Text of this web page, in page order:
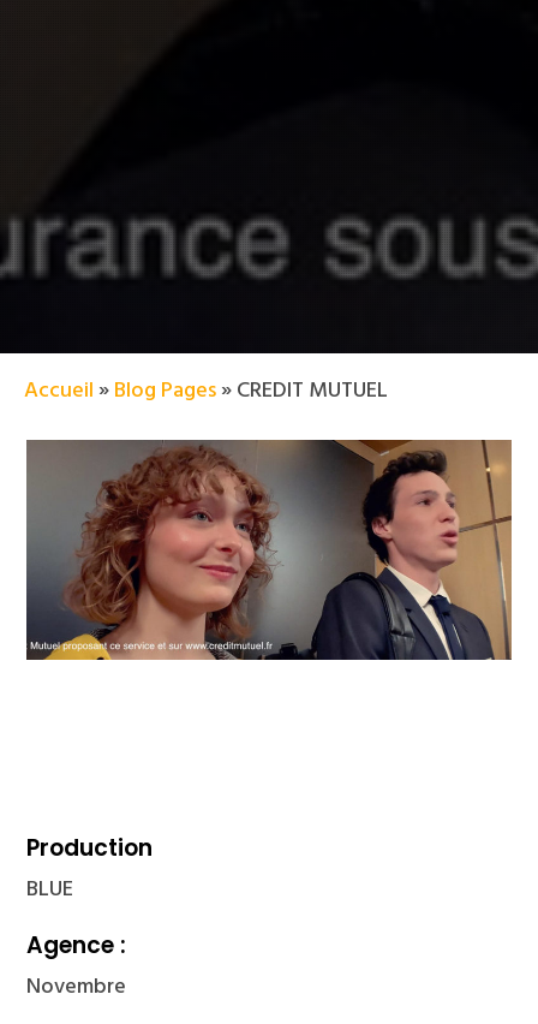
Accueil »Blog Pages»CREDIT MUTUEL
Production
BLUE
Agence :
Novembre